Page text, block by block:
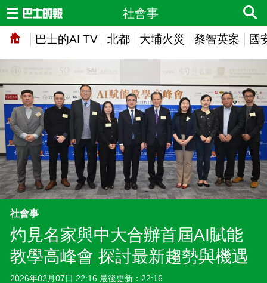
巴士的AI TV 北都 大埔火災 黎智英案 國
社會事
社會事
灼見名家與中大合辦首屆AI賦能
教學高峰會 探討最新趨勢與機遇
2026年02月07日 22:16 最後更新：22:16